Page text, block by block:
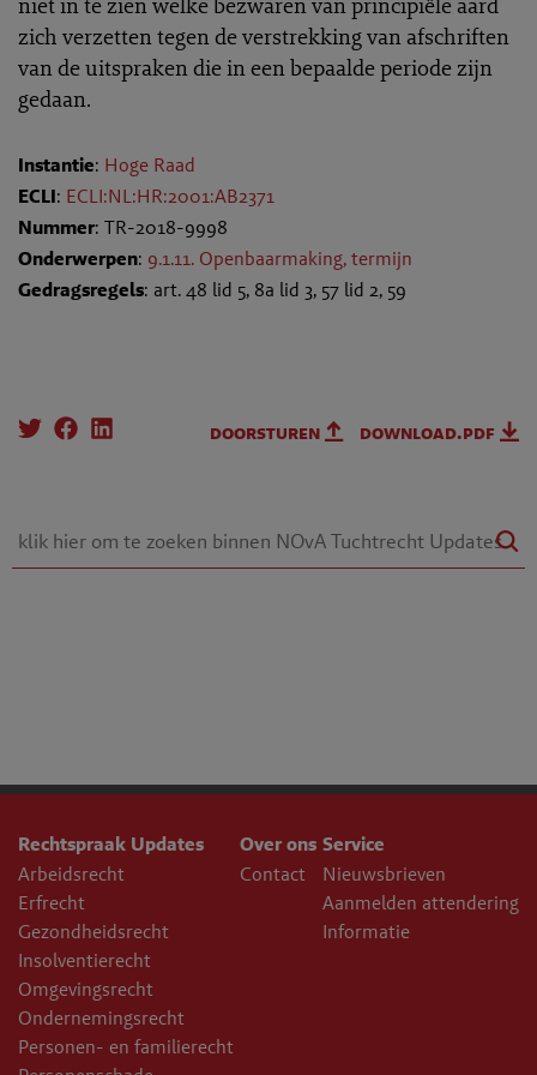
zich verzetten tegen de verstrekking van afschriften
van de uitspraken die in een bepaalde periode zijn
gedaan.
Instantie: Hoge Raad
ECLI: ECLI:NL:HR:2001:AB2371
Nummer: TR-2018-9998
Onderwerpen: 9.1.11. Openbaarmaking, termijn
Gedragsregels: art. 48 lid 5, 8a lid 3, 57 lid 2, 59
doorsturen download.pdf
Rechtspraak Updates
Arbeidsrecht
Erfrecht
Gezondheidsrecht
Insolventierecht
Omgevingsrecht
Ondernemingsrecht
Personen- en familierecht
Over ons
Contact
Service
Nieuwsbrieven
Aanmelden attendering
Informatie